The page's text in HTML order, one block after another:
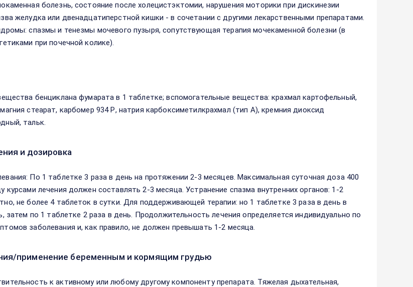
болезнь, состояние после холецистэктомии, нарушения моторики при дискинезии
желудка или двенадцатиперстной кишки - в сочетании с другими лекарственными препаратами.
спазмы и тенезмы мочевого пузыря, сопутствующая терапия мочекаменной болезни (в
при почечной колике).
бенциклана фумарата в 1 таблетке; вспомогательные вещества: крахмал картофельный,
стеарат, карбомер 934 Р, натрия карбоксиметилкрахмал (тип А), кремния диоксид
тальк.
и дозировка
По 1 таблетке 3 раза в день на протяжении 2-3 месяцев. Максимальная суточная доза 400
курсами лечения должен составлять 2-3 месяца. Устранение спазма внутренних органов: 1-2
не более 4 таблеток в сутки. Для поддерживающей терапии: но 1 таблетке 3 раза в день в
затем по 1 таблетке 2 раза в день. Продолжительность лечения определяется индивидуально по
заболевания и, как правило, не должен превышать 1-2 месяца.
применение беременным и кормящим грудью
к активному или любому другому компоненту препарата. Тяжелая дыхательная,